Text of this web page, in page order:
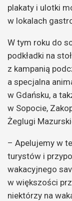
plakaty i ulotki
w lokalach
W tym roku do
podkładki na
z kampanią
a specjalna
w Gdańsku, a
w Sopocie,
Żeglugi
– Apelujemy w
turystów i
wakacyjnego
w większości
niektórzy na